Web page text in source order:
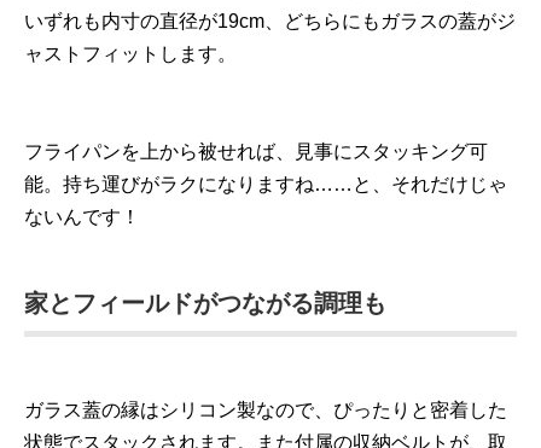
いずれも内寸の直径が19cm、どちらにもガラスの蓋がジ
ャストフィットします。
フライパンを上から被せれば、見事にスタッキング可
能。持ち運びがラクになりますね……と、それだけじゃ
ないんです！
家とフィールドがつながる調理も
ガラス蓋の縁はシリコン製なので、ぴったりと密着した
状態でスタックされます。また付属の収納ベルトが、取